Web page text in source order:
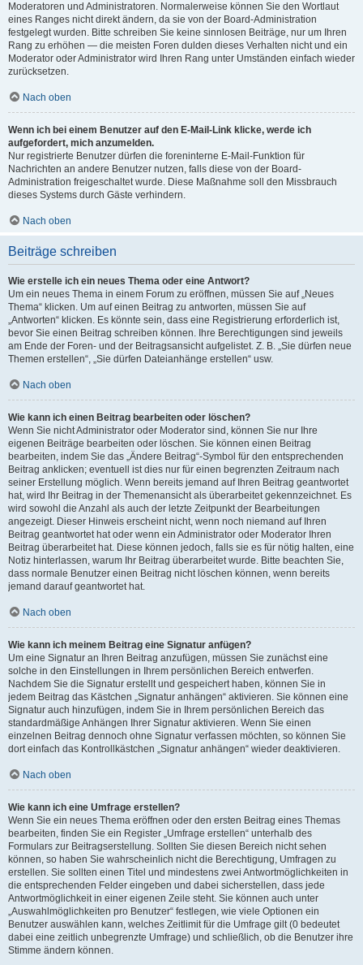
Moderatoren und Administratoren. Normalerweise können Sie den Wortlaut
eines Ranges nicht direkt ändern, da sie von der Board-Administration
festgelegt wurden. Bitte schreiben Sie keine sinnlosen Beiträge, nur um Ihren
Rang zu erhöhen — die meisten Foren dulden dieses Verhalten nicht und ein
Moderator oder Administrator wird Ihren Rang unter Umständen einfach wieder
zurücksetzen.
Nach oben
Wenn ich bei einem Benutzer auf den E-Mail-Link klicke, werde ich
aufgefordert, mich anzumelden.
Nur registrierte Benutzer dürfen die foreninterne E-Mail-Funktion für
Nachrichten an andere Benutzer nutzen, falls diese von der Board-
Administration freigeschaltet wurde. Diese Maßnahme soll den Missbrauch
dieses Systems durch Gäste verhindern.
Nach oben
Beiträge schreiben
Wie erstelle ich ein neues Thema oder eine Antwort?
Um ein neues Thema in einem Forum zu eröffnen, müssen Sie auf „Neues
Thema“ klicken. Um auf einen Beitrag zu antworten, müssen Sie auf
„Antworten“ klicken. Es könnte sein, dass eine Registrierung erforderlich ist,
bevor Sie einen Beitrag schreiben können. Ihre Berechtigungen sind jeweils
am Ende der Foren- und der Beitragsansicht aufgelistet. Z. B. „Sie dürfen neue
Themen erstellen“, „Sie dürfen Dateianhänge erstellen“ usw.
Nach oben
Wie kann ich einen Beitrag bearbeiten oder löschen?
Wenn Sie nicht Administrator oder Moderator sind, können Sie nur Ihre
eigenen Beiträge bearbeiten oder löschen. Sie können einen Beitrag
bearbeiten, indem Sie das „Ändere Beitrag“-Symbol für den entsprechenden
Beitrag anklicken; eventuell ist dies nur für einen begrenzten Zeitraum nach
seiner Erstellung möglich. Wenn bereits jemand auf Ihren Beitrag geantwortet
hat, wird Ihr Beitrag in der Themenansicht als überarbeitet gekennzeichnet. Es
wird sowohl die Anzahl als auch der letzte Zeitpunkt der Bearbeitungen
angezeigt. Dieser Hinweis erscheint nicht, wenn noch niemand auf Ihren
Beitrag geantwortet hat oder wenn ein Administrator oder Moderator Ihren
Beitrag überarbeitet hat. Diese können jedoch, falls sie es für nötig halten, eine
Notiz hinterlassen, warum Ihr Beitrag überarbeitet wurde. Bitte beachten Sie,
dass normale Benutzer einen Beitrag nicht löschen können, wenn bereits
jemand darauf geantwortet hat.
Nach oben
Wie kann ich meinem Beitrag eine Signatur anfügen?
Um eine Signatur an Ihren Beitrag anzufügen, müssen Sie zunächst eine
solche in den Einstellungen in Ihrem persönlichen Bereich entwerfen.
Nachdem Sie die Signatur erstellt und gespeichert haben, können Sie in
jedem Beitrag das Kästchen „Signatur anhängen“ aktivieren. Sie können eine
Signatur auch hinzufügen, indem Sie in Ihrem persönlichen Bereich das
standardmäßige Anhängen Ihrer Signatur aktivieren. Wenn Sie einen
einzelnen Beitrag dennoch ohne Signatur verfassen möchten, so können Sie
dort einfach das Kontrollkästchen „Signatur anhängen“ wieder deaktivieren.
Nach oben
Wie kann ich eine Umfrage erstellen?
Wenn Sie ein neues Thema eröffnen oder den ersten Beitrag eines Themas
bearbeiten, finden Sie ein Register „Umfrage erstellen“ unterhalb des
Formulars zur Beitragserstellung. Sollten Sie diesen Bereich nicht sehen
können, so haben Sie wahrscheinlich nicht die Berechtigung, Umfragen zu
erstellen. Sie sollten einen Titel und mindestens zwei Antwortmöglichkeiten in
die entsprechenden Felder eingeben und dabei sicherstellen, dass jede
Antwortmöglichkeit in einer eigenen Zeile steht. Sie können auch unter
„Auswahlmöglichkeiten pro Benutzer“ festlegen, wie viele Optionen ein
Benutzer auswählen kann, welches Zeitlimit für die Umfrage gilt (0 bedeutet
dabei eine zeitlich unbegrenzte Umfrage) und schließlich, ob die Benutzer ihre
Stimme ändern können.